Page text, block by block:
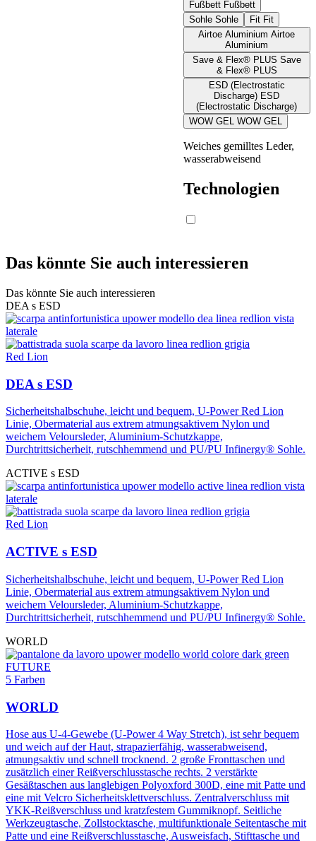
Fußbett Fußbett
Sohle Sohle Fit Fit
Airtoe Aluminium Airtoe
Aluminium
Save & Flex® PLUS Save
& Flex® PLUS
ESD (Electrostatic
Discharge) ESD
(Electrostatic Discharge)
WOW GEL WOW GEL
Weiches gemilltes Leder,
wasserabweisend
Technologien
Das könnte Sie auch interessieren
Das könnte Sie auch interessieren
DEA s ESD
Red Lion
DEA s ESD
Sicherheitshalbschuhe, leicht und bequem, U-Power Red Lion
Linie, Obermaterial aus extrem atmungsaktivem Nylon und
weichem Veloursleder, Aluminium-Schutzkappe,
Durchtrittsicherheit, rutschhemmend und PU/PU Infinergy® Sohle.
ACTIVE s ESD
Red Lion
ACTIVE s ESD
Sicherheitshalbschuhe, leicht und bequem, U-Power Red Lion
Linie, Obermaterial aus extrem atmungsaktivem Nylon und
weichem Veloursleder, Aluminium-Schutzkappe,
Durchtrittsicherheit, rutschhemmend und PU/PU Infinergy® Sohle.
WORLD
FUTURE
5 Farben
WORLD
Hose aus U-4-Gewebe (U-Power 4 Way Stretch), ist sehr bequem
und weich auf der Haut, strapazierfähig, wasserabweisend,
atmungsaktiv und schnell trocknend. 2 große Fronttaschen und
zusätzlich einer Reißverschlusstasche rechts. 2 verstärkte
Gesäßtaschen aus langlebigen Polyoxford 300D, eine mit Patte und
eine mit Velcro Sicherheitsklettverschluss. Zentralverschluss mit
YKK-Reißverschluss und kratzfestem Gummiknopf. Seitliche
Werkzeugtasche, Zollstocktasche, multifunktionale Seitentasche mit
Patte und eine Reißverschlusstasche, Ausweisfach, Stifttasche und